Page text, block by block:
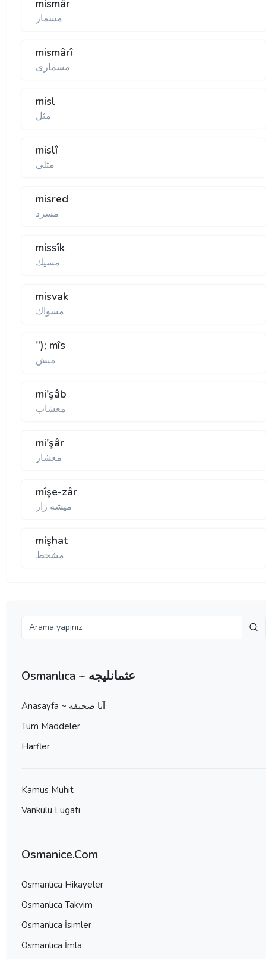
mismâr
مسمار
mismârî
مسماری
misl
مثل
mislî
مثلی
misred
مسرد
missîk
مسيك
misvak
مسواك
"); mîs
ميش
mi'şâb
معشاب
mi'şâr
معشار
mîşe-zâr
ميشه زار
mişhat
مشحط
Osmanlıca ~ عثمانليجه
Anasayfa ~ آنا صحيفه
Tüm Maddeler
Harfler
Kamus Muhit
Vankulu Lugatı
Osmanice.Com
Osmanlıca Hikayeler
Osmanlıca Takvim
Osmanlıca İsimler
Osmanlıca İmla